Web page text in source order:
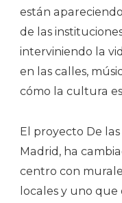
están
de las
interviniendo la
en las calles,
cómo la cultura
El proyecto De las
Madrid, ha
centro con
locales y uno